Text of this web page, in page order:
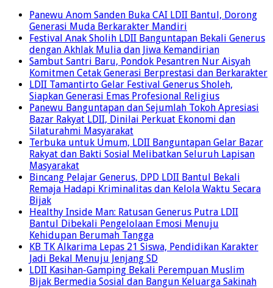
Panewu Anom Sanden Buka CAI LDII Bantul, Dorong
Generasi Muda Berkarakter Mandiri
Festival Anak Sholih LDII Banguntapan Bekali Generus
dengan Akhlak Mulia dan Jiwa Kemandirian
Sambut Santri Baru, Pondok Pesantren Nur Aisyah
Komitmen Cetak Generasi Berprestasi dan Berkarakter
LDII Tamantirto Gelar Festival Generus Sholeh,
Siapkan Generasi Emas Profesional Religius
Panewu Banguntapan dan Sejumlah Tokoh Apresiasi
Bazar Rakyat LDII, Dinilai Perkuat Ekonomi dan
Silaturahmi Masyarakat
Terbuka untuk Umum, LDII Banguntapan Gelar Bazar
Rakyat dan Bakti Sosial Melibatkan Seluruh Lapisan
Masyarakat
Bincang Pelajar Generus, DPD LDII Bantul Bekali
Remaja Hadapi Kriminalitas dan Kelola Waktu Secara
Bijak
Healthy Inside Man: Ratusan Generus Putra LDII
Bantul Dibekali Pengelolaan Emosi Menuju
Kehidupan Berumah Tangga
KB TK Alkarima Lepas 21 Siswa, Pendidikan Karakter
Jadi Bekal Menuju Jenjang SD
LDII Kasihan-Gamping Bekali Perempuan Muslim
Bijak Bermedia Sosial dan Bangun Keluarga Sakinah